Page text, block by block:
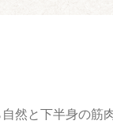
然と下半身の筋